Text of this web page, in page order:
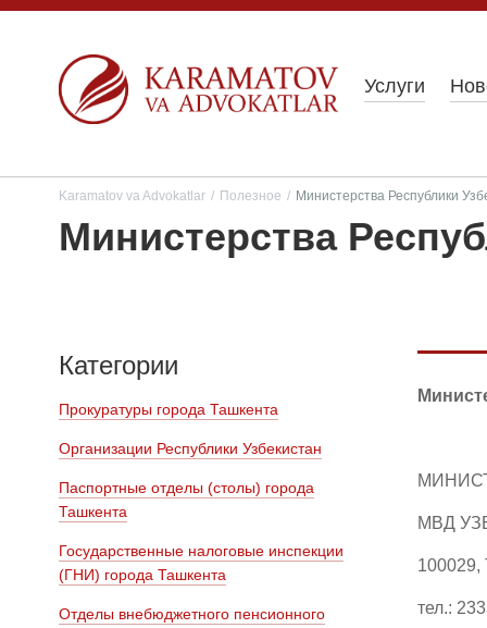
Услуги
Karamatov va Advokatlar / Полезное / Министерства Республики
Министерства
Категории
Прокуратуры города Ташкента
Организации Республики Узбекистан
Паспортные отделы (столы) города
Ташкента
Государственные налоговые инспекции
(ГНИ) города Ташкента
Отделы внебюджетного пенсионного
МВД
тел.: